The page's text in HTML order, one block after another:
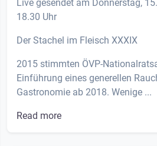
Live gesendet am Donnerstag,
18.30 Uhr
Der Stachel im Fleisch XXXIX
2015 stimmten ÖVP-
Einführung eines generellen
Gastronomie ab 2018. Wenige ...
Read more